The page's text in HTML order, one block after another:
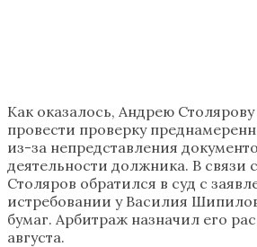
Как оказалось, Андрею Столярову
провести проверку
из-за непредставления
деятельности должника. В связи
Столяров обратился в суд с
истребовании у Василия
бумаг. Арбитраж назначил его
августа.